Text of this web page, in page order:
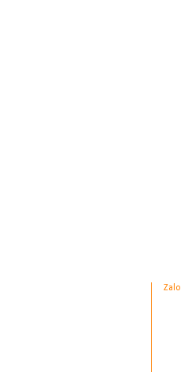
Zalo